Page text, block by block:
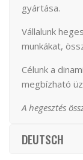
gyártása.
Vállalunk
munkákat,
Célunk a
megbízható
A hegesztés
DEUTSCH